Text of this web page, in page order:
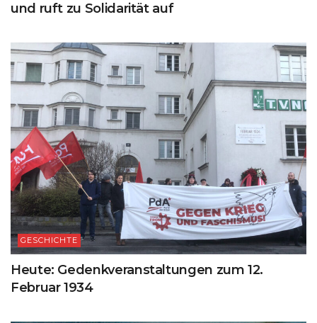
und ruft zu Solidarität auf
GESCHICHTE
Heute: Gedenkveranstaltungen zum 12.
Februar 1934